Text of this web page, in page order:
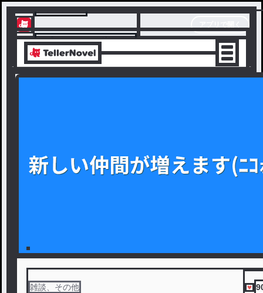
テラーノベル
アプリでサクサク楽しめる
雑談、その他